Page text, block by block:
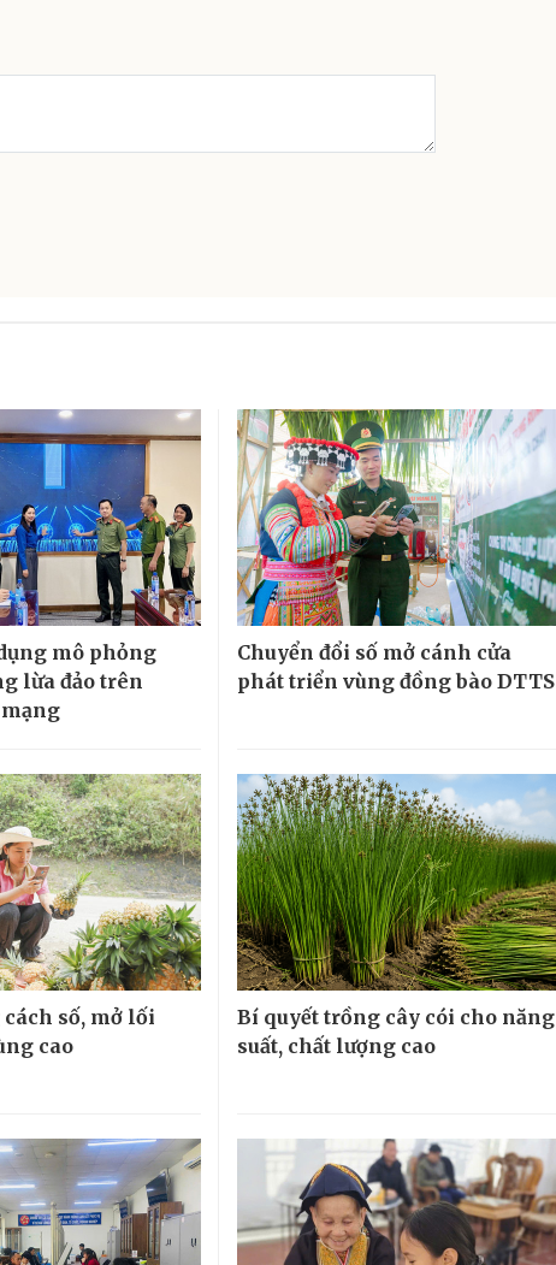
mô phỏng
lừa đảo trên
Chuyển đổi số mở cánh cửa
phát triển vùng đồng bào DTTS
số, mở lối
cao
Bí quyết trồng cây cói cho năng
suất, chất lượng cao